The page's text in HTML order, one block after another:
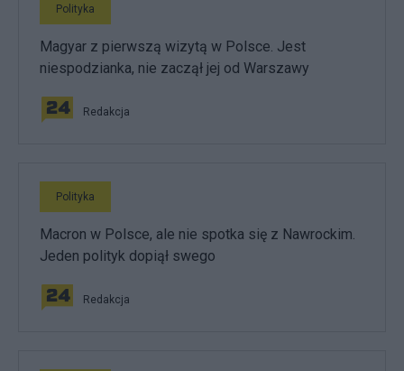
Polityka
Magyar z pierwszą wizytą w Polsce. Jest
niespodzianka, nie zaczął jej od Warszawy
Redakcja
Polityka
Macron w Polsce, ale nie spotka się z Nawrockim.
Jeden polityk dopiął swego
Redakcja